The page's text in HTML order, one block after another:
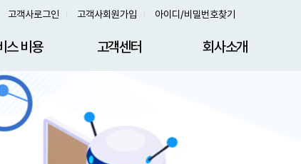
고객사로그인 고객사회원가입 아이디/비밀번호찾기
스 비용
구축 관리
솔루션 가격
레이어 가격
디자인 가격
고객센터
동영상문제 해결
회사소개